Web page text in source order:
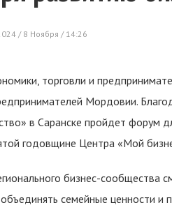
/ 8 Ноября / 14:26
торговли и
Мордовии.
в Саранске пройдет форум
годовщине Центра «Мой
бизнес-сообщества
семейные ценности